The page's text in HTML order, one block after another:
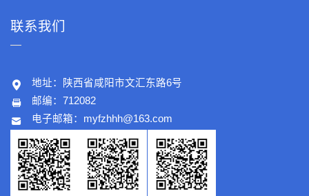
联系我们
地址：陕西省咸阳市文汇东路6号
邮编：712082
电子邮箱： myfzhhh@163.com